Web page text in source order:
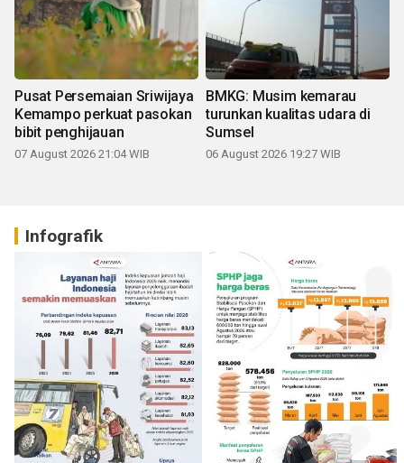
Pusat Persemaian Sriwijaya
Kemampo perkuat pasokan
bibit penghijauan
07 August 2026 21:04 WIB
BMKG: Musim kemarau
turunkan kualitas udara di
Sumsel
06 August 2026 19:27 WIB
Infografik